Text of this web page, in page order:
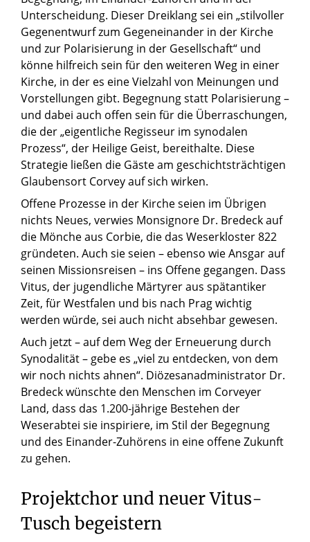
Unterscheidung. Dieser Dreiklang sei ein „stilvoller
Gegenentwurf zum Gegeneinander in der Kirche
und zur Polarisierung in der Gesellschaft“ und
könne hilfreich sein für den weiteren Weg in einer
Kirche, in der es eine Vielzahl von Meinungen und
Vorstellungen gibt. Begegnung statt Polarisierung –
und dabei auch offen sein für die Überraschungen,
die der „eigentliche Regisseur im synodalen
Prozess“, der Heilige Geist, bereithalte. Diese
Strategie ließen die Gäste am geschichtsträchtigen
Glaubensort Corvey auf sich wirken.
Offene Prozesse in der Kirche seien im Übrigen
nichts Neues, verwies Monsignore Dr. Bredeck auf
die Mönche aus Corbie, die das Weserkloster 822
gründeten. Auch sie seien – ebenso wie Ansgar auf
seinen Missionsreisen – ins Offene gegangen. Dass
Vitus, der jugendliche Märtyrer aus spätantiker
Zeit, für Westfalen und bis nach Prag wichtig
werden würde, sei auch nicht absehbar gewesen.
Auch jetzt – auf dem Weg der Erneuerung durch
Synodalität – gebe es „viel zu entdecken, von dem
wir noch nichts ahnen“. Diözesanadministrator Dr.
Bredeck wünschte den Menschen im Corveyer
Land, dass das 1.200-jährige Bestehen der
Weserabtei sie inspiriere, im Stil der Begegnung
und des Einander-Zuhörens in eine offene Zukunft
zu gehen.
Projektchor und neuer Vitus-
Tusch begeistern